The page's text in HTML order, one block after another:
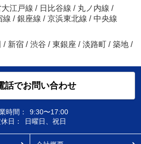
江戸線 / 日比谷線 / 丸ノ内線 /
線 / 銀座線 / 京浜東北線 / 中央線
/ 新宿 / 渋谷 / 東銀座 / 淡路町 / 築地 /
話でお問い合わせ
時間：
9:30〜17:00
日：
日曜日、祝日